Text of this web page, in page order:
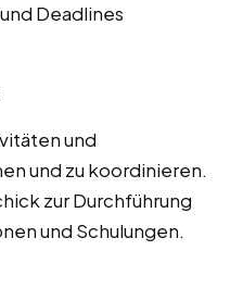
Deadlines
und
und zu koordinieren.
zur Durchführung
und Schulungen.